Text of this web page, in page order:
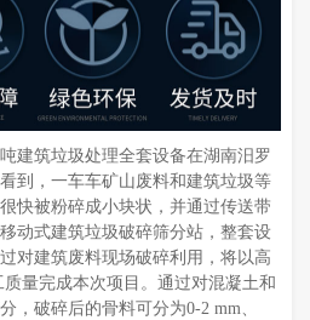
建筑垃圾处理全套设备在湖南汨罗
到，一车车矿山废料和建筑垃圾等
快被粉碎成小块状，并通过传送带
动式建筑垃圾破碎筛分站，整套设
对建筑废料现场破碎利用，将以高
量完成本次项目。通过对混凝土和
，破碎后的骨料可分为0-2 mm、